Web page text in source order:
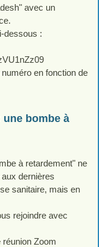
avec un
dessous :
en fonction de
une bombe à
à retardement" ne
dernières
sanitaire, mais en
rejoindre avec
Zoom